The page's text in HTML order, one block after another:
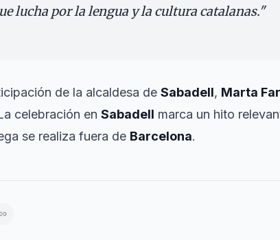
lucha por la lengua y la cultura catalanas."
de la alcaldesa de Sabadell, Marta
celebración en Sabadell marca un hito
se realiza fuera de Barcelona.